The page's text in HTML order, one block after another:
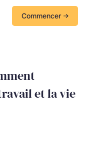
Commencer
et la vie